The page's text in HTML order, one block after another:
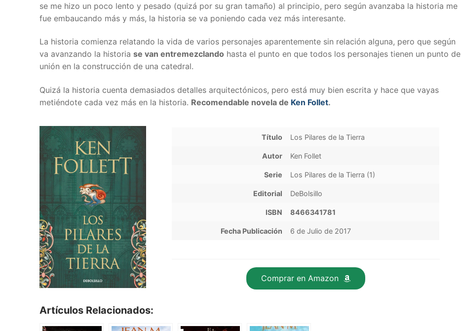
se me hizo un poco lento y pesado (quizá por su gran tamaño) al principio, pero según avanzaba la historia me
fue embaucando más y más, la historia se va poniendo cada vez más interesante.
La historia comienza relatando la vida de varios personajes aparentemente sin relación alguna, pero que según
va avanzando la historia se van entremezclando hasta el punto en que todos los personajes tienen un punto de
unión en la construcción de una catedral.
Quizá la historia cuenta demasiados detalles arquitectónicos, pero está muy bien escrita y hace que vayas
metiéndote cada vez más en la historia. Recomendable novela de Ken Follet.
Título Los Pilares de la Tierra
Autor Ken Follet
Serie Los Pilares de la Tierra (1)
Editorial DeBolsillo
ISBN 8466341781
Fecha Publicación 6 de Julio de 2017
Comprar en Amazon
Artículos Relacionados: